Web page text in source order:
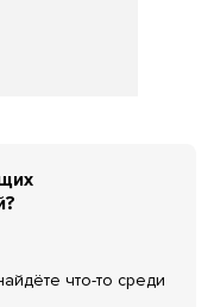
что-то среди